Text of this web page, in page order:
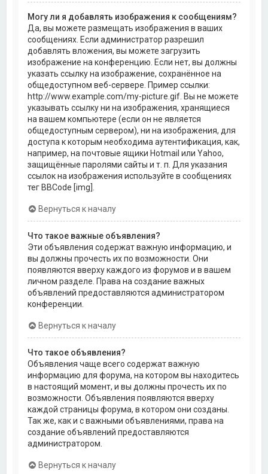
Могу ли я добавлять изображения к сообщениям?
Да, вы можете размещать изображения в ваших
сообщениях. Если администратор разрешил
добавлять вложения, вы можете загрузить
изображение на конференцию. Если нет, вы должны
указать ссылку на изображение, сохранённое на
общедоступном веб-сервере. Пример ссылки:
http://www.example.com/my-picture.gif. Вы не можете
указывать ссылку ни на изображения, хранящиеся
на вашем компьютере (если он не является
общедоступным сервером), ни на изображения, для
доступа к которым необходима аутентификация, как,
например, на почтовые ящики Hotmail или Yahoo,
защищённые паролями сайты и т. п. Для указания
ссылок на изображения используйте в сообщениях
тег BBCode [img].
Вернуться к началу
Что такое важные объявления?
Эти объявления содержат важную информацию, и
вы должны прочесть их по возможности. Они
появляются вверху каждого из форумов и в вашем
личном разделе. Права на создание важных
объявлений предоставляются администратором
конференции.
Вернуться к началу
Что такое объявления?
Объявления чаще всего содержат важную
информацию для форума, на котором вы находитесь
в настоящий момент, и вы должны прочесть их по
возможности. Объявления появляются вверху
каждой страницы форума, в котором они созданы.
Так же, как и с важными объявлениями, права на
создание объявлений предоставляются
администратором.
Вернуться к началу